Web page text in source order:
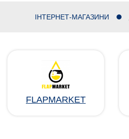
ІНТЕРНЕТ-МАГАЗИНИ
FLAPMARKET